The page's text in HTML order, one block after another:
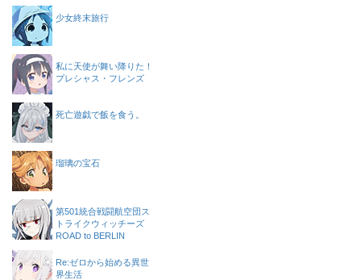
少女終末旅行
私に天使が舞い降りた！
プレシャス・フレンズ
死亡遊戯で飯を食う。
瑠璃の宝石
第501統合戦闘航空団ス
トライクウィッチーズ
ROAD to BERLIN
Re:ゼロから始める異世
界生活